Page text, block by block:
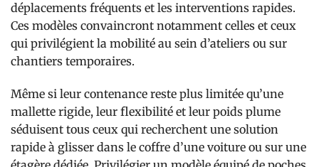
déplacements fréquents et les interventions rapides.
Ces modèles convaincront notamment celles et ceux
qui privilégient la mobilité au sein d’ateliers ou sur
chantiers temporaires.
Même si leur contenance reste plus limitée qu’une
mallette rigide, leur flexibilité et leur poids plume
séduisent tous ceux qui recherchent une solution
rapide à glisser dans le coffre d’une voiture ou sur une